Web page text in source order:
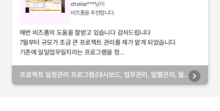
choirar***님이
비즈폼을 추천합니다.
매번 비즈폼의 도움을 잘받고 있습니다 감사드립니다
7월부터 규모가 조금 큰 프로젝트 관리를 제가 맡게 되었습니다
기존에 일일업무일지라는 프로그램을 정...
프로젝트 일정관리 프로그램(대시보드, 업무관리, 일별관리, 월